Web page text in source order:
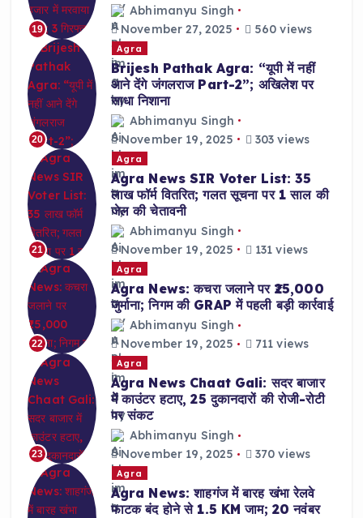
19
Abhimanyu Singh
November 27, 2025
560 views
20
Agra
Brijesh Pathak Agra: “यूपी में नहीं
आने देंगे जंगलराज Part-2”; अखिलेश पर
साधा निशाना
Abhimanyu Singh
November 19, 2025
303 views
21
Agra
Agra News SIR Voter List: 35
लाख फॉर्म वितरित; गलत सूचना पर 1 साल की
जेल की चेतावनी
Abhimanyu Singh
November 19, 2025
131 views
22
Agra
Agra News: कचरा जलाने पर ₹25,000
जुर्माना; निगम की GRAP में पहली बड़ी कार्रवाई
Abhimanyu Singh
November 19, 2025
711 views
23
Agra
Agra News Chaat Gali: सदर बाजार
में काउंटर हटाए, 25 दुकानदारों की रोजी-रोटी
पर संकट
Abhimanyu Singh
November 19, 2025
370 views
Agra
Agra News: शाहगंज में बारह खंभा रेलवे
फाटक बंद होने से 1.5 KM जाम; 20 नवंबर